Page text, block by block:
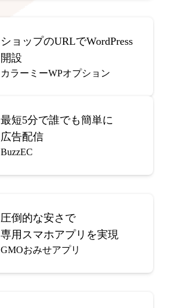
ショップのURLでWordPress
開設
カラーミーWPオプション
最短5分で誰でも簡単に
広告配信
BuzzEC
圧倒的な安さで
専用スマホアプリを実現
GMOおみせアプリ